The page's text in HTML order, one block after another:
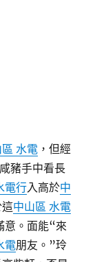
水電 ，但經
豬手中看長
電行入高於中
中山區 水電
意。面能“來
電朋友。”玲